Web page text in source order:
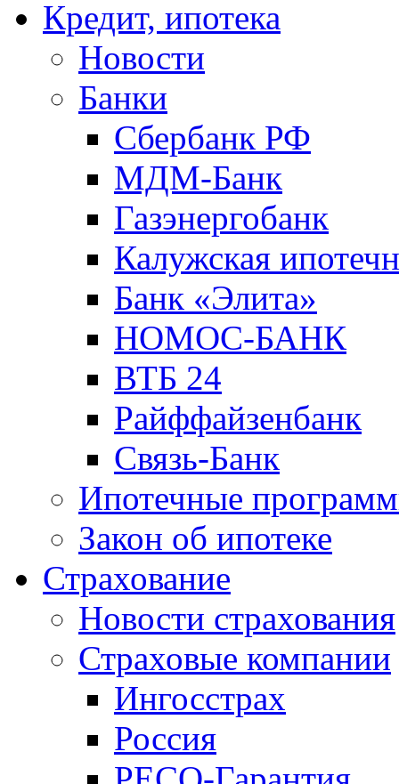
Кредит, ипотека
Новости
Банки
Сбербанк РФ
МДМ-Банк
Газэнергобанк
Калужская
Банк «Элита»
НОМОС-БАНК
ВТБ 24
Райффайзенбанк
Связь-Банк
Ипотечные
Закон об ипотеке
Страхование
Новости страхования
Страховые компании
Ингосстрах
Россия